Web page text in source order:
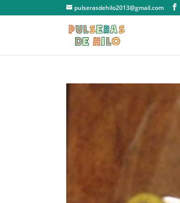
pulserasdehilo2013@gmail.com